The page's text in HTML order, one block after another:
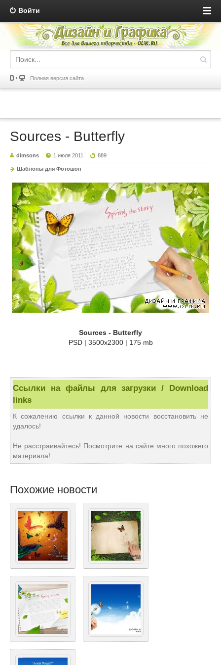
Войти
Полная версия сайта
Sources - Butterfly
dimsons 1 июля 2011 889
Шаблоны для Фотошоп
Sources - Butterfly
PSD | 3500x2300 | 175 mb
Ссылки на файлы для загрузки / Download
links
К сожалению ссылки к данной новости восстановить не
удалось!
Не расстраивайтесь! Посмотрите на сайте много похожего
материала!
Похожие новости